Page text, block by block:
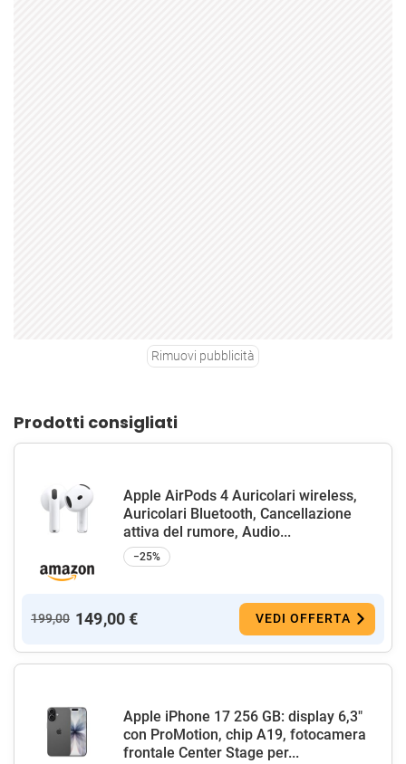
Rimuovi pubblicità
Prodotti consigliati
Apple AirPods 4 Auricolari wireless,
Auricolari Bluetooth, Cancellazione
attiva del rumore, Audio...
−25%
199,00 149,00 € VEDI OFFERTA
Apple iPhone 17 256 GB: display 6,3"
con ProMotion, chip A19, fotocamera
frontale Center Stage per...